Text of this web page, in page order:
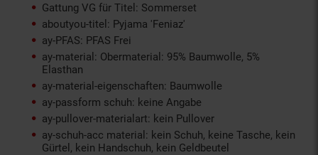
Gattung VG für Titel: Sommerset
aboutyou-titel: Pyjama 'Feniaz'
ay-PFAS: PFAS Frei
ay-material: Obermaterial: 95% Baumwolle, 5%
Elasthan
ay-material-eigenschaften: Baumwolle
ay-passform schuh: keine Angabe
ay-pullover-materialart: kein Pullover
ay-schuh-acc material: kein Schuh, keine Tasche, kein
Gürtel, kein Handschuh, kein Geldbeutel